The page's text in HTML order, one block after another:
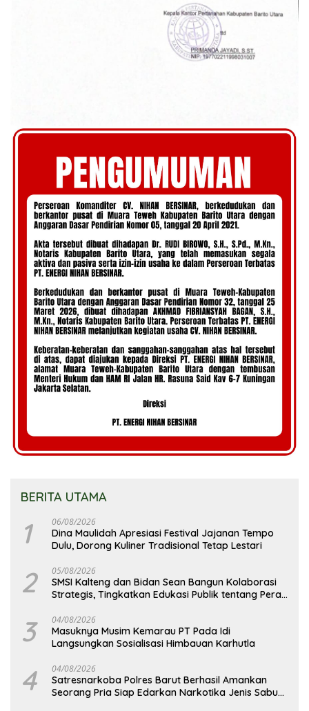
BERITA UTAMA
1 06/08/2026
Dina Maulidah Apresiasi Festival Jajanan Tempo
Dulu, Dorong Kuliner Tradisional Tetap Lestari
2 05/08/2026
SMSI Kalteng dan Bidan Sean Bangun Kolaborasi
Strategis, Tingkatkan Edukasi Publik tentang Peran
3 04/08/2026
Masuknya Musim Kemarau PT Pada Idi
Langsungkan Sosialisasi Himbauan Karhutla
4 04/08/2026
Satresnarkoba Polres Barut Berhasil Amankan
Seorang Pria Siap Edarkan Narkotika Jenis Sabu